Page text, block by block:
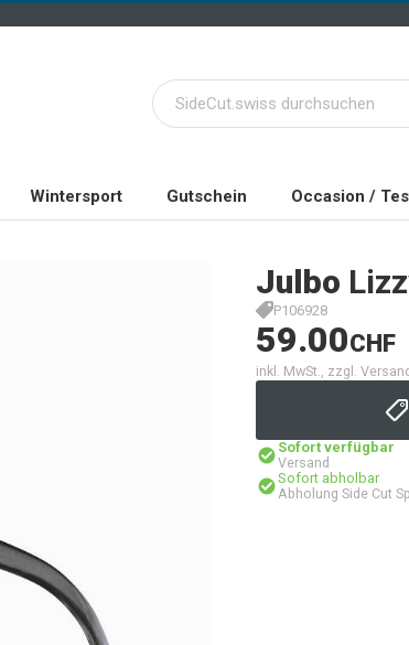
Wintersport Gutschein Occasion /
Julbo
P106928
59.00CHF
inkl. MwSt., zzgl.
Sofort verfügbar
Versand
Sofort abholbar
Abholung Side Cut